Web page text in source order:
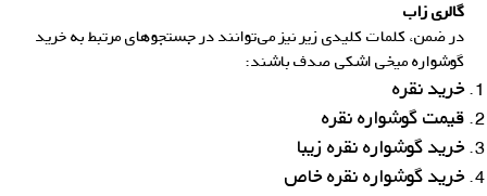
گالری زاب
در ضمن، کلمات کلیدی زیر نیز می‌توانند در جستجوهای مرتبط به خرید
گوشواره میخی اشکی صدف باشند:
خرید نقره
قیمت گوشواره نقره
خرید گوشواره نقره زیبا
خرید گوشواره نقره خاص